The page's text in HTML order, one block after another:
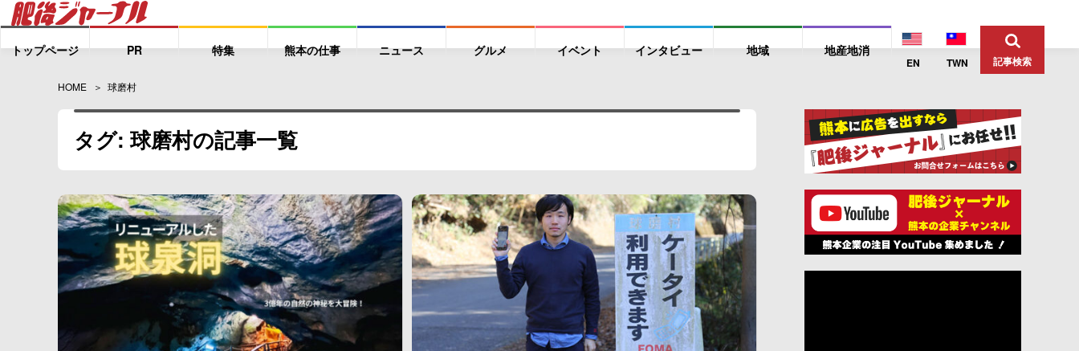
トップページ PR 特集 熊本の仕事 ニュース グルメ イベント インタビュー 地域 地産地消
EN TWN 記事検索
HOME 球磨村
タグ: 球磨村の記事一覧